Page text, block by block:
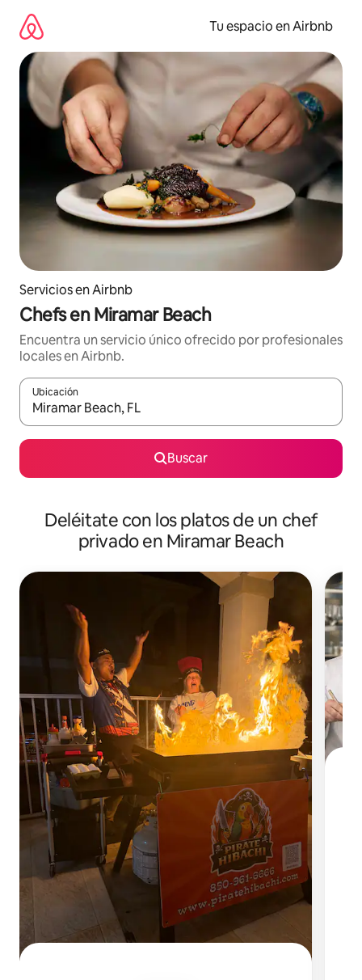
contenido
Tu espacio en Airbnb
Servicios en Airbnb
Chefs en Miramar Beach
Encuentra un servicio único ofrecido por profesionales
locales en Airbnb.
Ubicación
Cuando los resultados estén disponibles, podrás navegar
Buscar
Deléitate con los platos de un chef
privado en Miramar Beach